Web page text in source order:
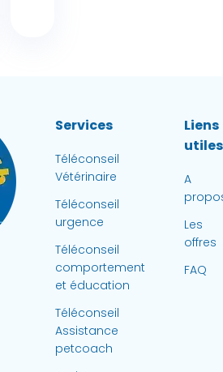
Services
Téléconseil
Vétérinaire
Téléconseil
urgence
Téléconseil
comportement
et éducation
Téléconseil
Assistance
petcoach
Liens
utiles
A
Les
offres
FAQ